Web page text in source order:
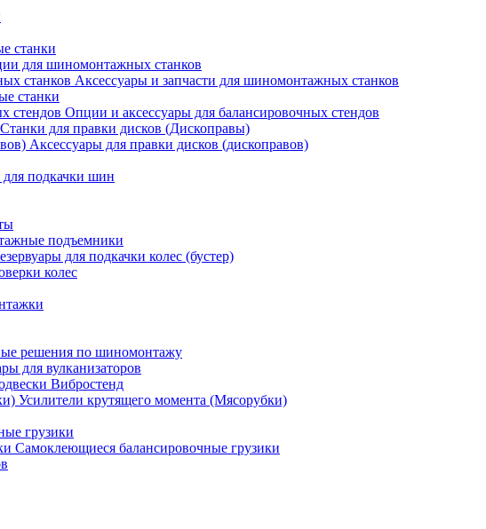
станки
для шиномонтажных станков
Аксессуары и запчасти для шиномонтажных станков
станки
Опции и аксессуары для балансировочных стендов
Станки для правки дисков (Дископравы)
Аксессуары для правки дисков (дископравов)
подкачки шин
подъемники
для подкачки колес (бустер)
колес
решения по шиномонтажу
для вулканизаторов
Вибростенд
Усилители крутящего момента (Мясорубки)
грузики
Самоклеющиеся балансировочные грузики